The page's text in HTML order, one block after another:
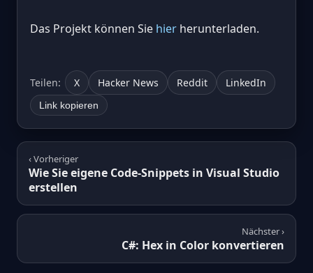
Das Projekt können Sie hier herunterladen.
Teilen: X Hacker News Reddit LinkedIn
Link kopieren
‹ Vorheriger
Wie Sie eigene Code-Snippets in Visual Studio
erstellen
Nächster ›
C#: Hex in Color konvertieren